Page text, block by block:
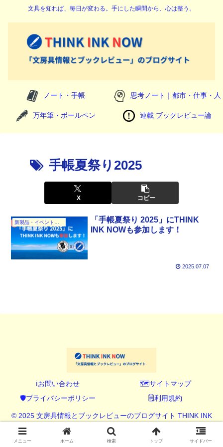
文具を知れば、毎日が変わる。手にした瞬間から、心は整う。
ノート・手帳 思考ノート｜都市・仕事・人
万年筆・ボールペン 連載 ブックレビュー論
手帳夏祭り2025
X コピー
「手帳夏祭り 2025」にTHINK
INK NOWも参加します！
2025.07.07
ℹ️お問い合わせ
🗺️サイトマップ
🛡️プライバシーポリシー
🗒️利用規約
© 2025 文房具情報とブックレビューのブログサイト THINK INK
NOW (シンク インク ナウ).
メニュー ホーム 検索 トップ サイドバー